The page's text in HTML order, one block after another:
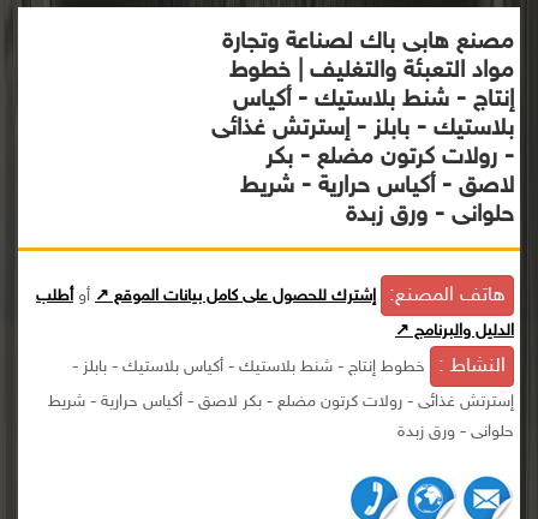
مصنع هابى باك لصناعة وتجارة
مواد التعبئة والتغليف | خطوط
إنتاج - شنط بلاستيك - أكياس
بلاستيك - بابلز - إسترتش غذائى
- رولات كرتون مضلع - بكر
لاصق - أكياس حرارية - شريط
حلوانى - ورق زبدة
هاتف المصنع: إشترك للحصول على كامل بيانات الموقع ↗ أوأطلب
الدليل والبرنامج ↗
النشاط :
خطوط إنتاج - شنط بلاستيك - أكياس بلاستيك - بابلز -
إسترتش غذائى - رولات كرتون مضلع - بكر لاصق - أكياس حرارية - شريط
حلوانى - ورق زبدة